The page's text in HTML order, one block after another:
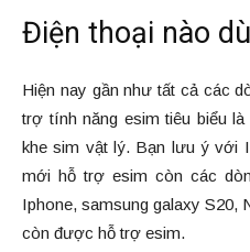
Điện thoại nào
Hiện nay gần như tất cả các
trợ tính năng esim tiêu biểu
khe sim vật lý. Bạn lưu ý với
mới hỗ trợ esim còn các
Iphone, samsung galaxy S20,
còn được hỗ trợ esim.